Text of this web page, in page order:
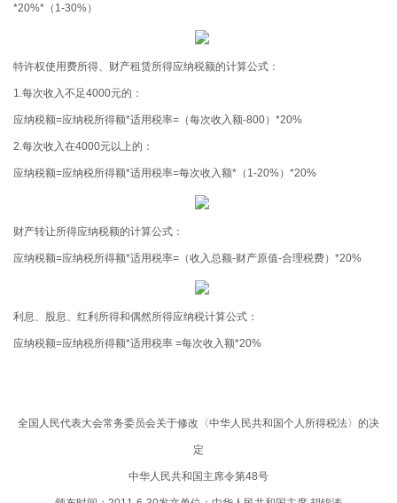
*20%* （ 1-30%）
特许权使用费所得、财产租赁所得应纳税额的计算公式 ：
1. 每次收入不足4000元的：
应纳税额=应纳税所得额*适用税率= （每次收入额-800） *20%
2. 每次收入在4000元以上的：
应纳税额=应纳税所得额*适用税率=每次收入额* （ 1-20%） *20%
财产转让所得应纳税额的计算公式：
应纳税额=应纳税所得额*适用税率= （收入总额-财产原值-合理税费） *20%
利息、股息、红利所得和偶然所得应纳税计算公式：
应纳税额=应纳税所得额*适用税率 =每次收入额*20%
全国人民代表大会常务委员会关于修改〈中华人民共和国个人所得税法〉的决
定
中华人民共和国主席令第48号